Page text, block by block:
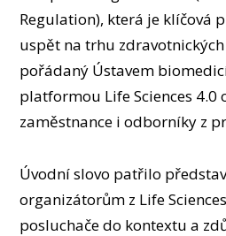
Regulation), která je klíčová
uspět na trhu
pořádaný Ústavem
platformou Life Sciences 4.0
zaměstnance i odborníky z
Úvodní slovo patřilo
organizátorům z Life
posluchače do kontextu a